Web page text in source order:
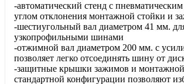
-автоматический стенд с
углом отклонения монтажной стойки и
-шестиугольный вал диаметром 41 мм.
узкопрофильными шинами
-отжимной вал диаметром 200 мм. с
позволяет легко отсоединять шину от
-защитные крышки зажимов и монтажной
стандартной конфигурации позволяют